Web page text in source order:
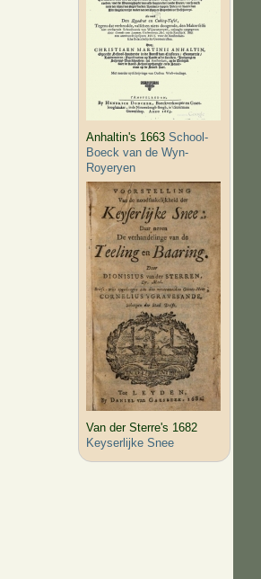
Anhaltin's 1663School-
Boeck van de Wyn-
Royeryen
Van der Sterre's 1682
Keyserlijke Snee